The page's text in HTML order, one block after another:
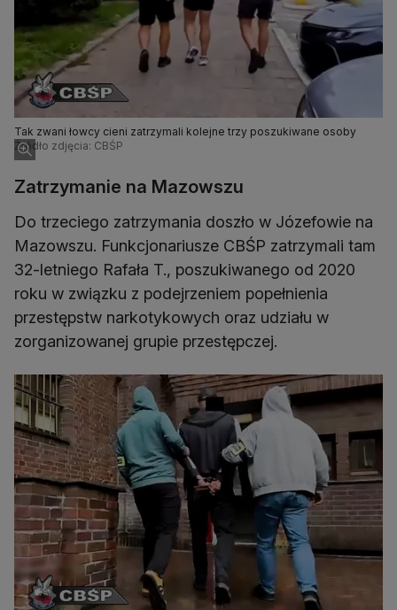
Tak zwani łowcy cieni zatrzymali kolejne trzy poszukiwane osoby
Źródło zdjęcia: CBŚP
Zatrzymanie na Mazowszu
Do trzeciego zatrzymania doszło w Józefowie na
Mazowszu. Funkcjonariusze CBŚP zatrzymali tam
32-letniego Rafała T., poszukiwanego od 2020
roku w związku z podejrzeniem popełnienia
przestępstw narkotykowych oraz udziału w
zorganizowanej grupie przestępczej.